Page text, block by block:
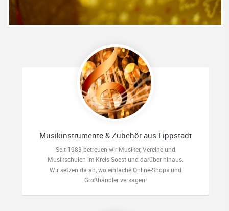
Musikinstrumente & Zubehör aus Lippstadt
Seit 1983 betreuen wir Musiker, Vereine und
Musikschulen im Kreis Soest und darüber hinaus.
Wir setzen da an, wo einfache Online-Shops und
Großhändler versagen!